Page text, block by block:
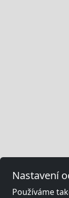
Nastavení
Používáme